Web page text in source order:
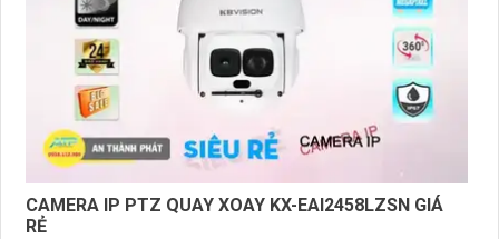
CAMERA IP PTZ QUAY XOAY KX-EAI2458LZSN GIÁ
RẺ